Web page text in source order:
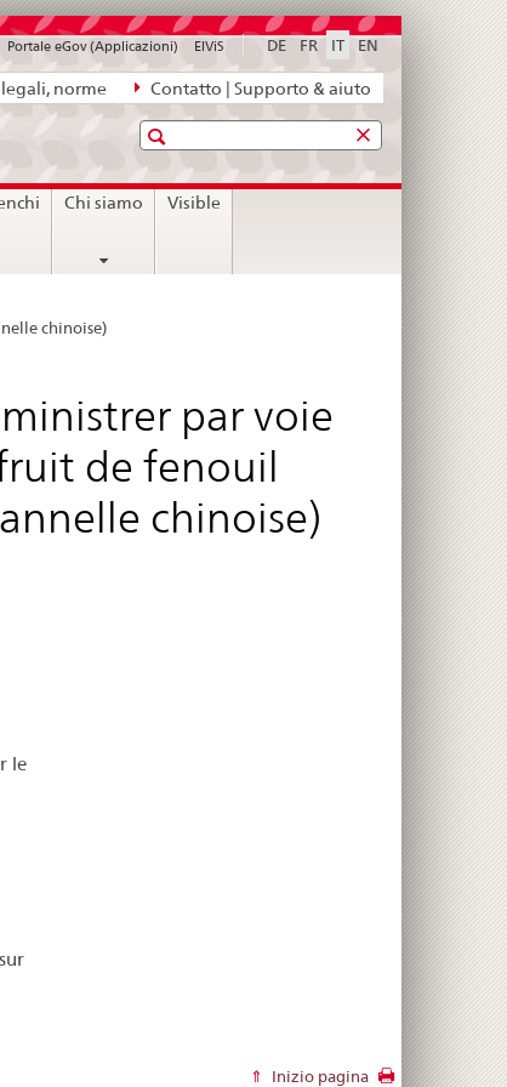
norme Contatto | Supporto & aiuto
DE FR IT EN
Portale eGov (Applicazioni) ElViS
Ricerca
Chi siamo Visible
chinoise)
par voie
de fenouil
chinoise)
le
Inizio pagina